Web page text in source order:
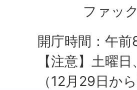
ファッ
開庁時間：午
【注意】土曜
（12月29日か